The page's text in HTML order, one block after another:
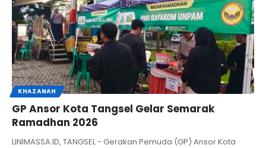
KHAZANAH
GP Ansor Kota Tangsel Gelar Semarak
Ramadhan 2026
LINIMASSA.ID, TANGSEL - Gerakan Pemuda (GP) Ansor Kota